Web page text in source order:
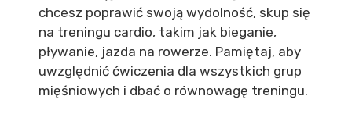
chcesz poprawić swoją wydolność, skup się
na treningu cardio, takim jak bieganie,
pływanie, jazda na rowerze. Pamiętaj, aby
uwzględnić ćwiczenia dla wszystkich grup
mięśniowych i dbać o równowagę treningu.